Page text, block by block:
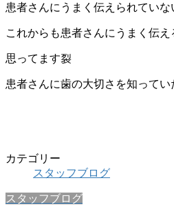
患者さんにうまく伝えられてい
これからも患者さんにうまく伝
思ってます裂
患者さんに歯の大切さを知って
歯科
カテゴリー
スタッフブログ
スタッフブログ